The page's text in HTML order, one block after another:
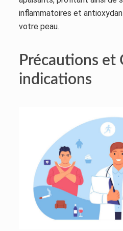
inflammatoires et
votre peau.
Précautions et
indications